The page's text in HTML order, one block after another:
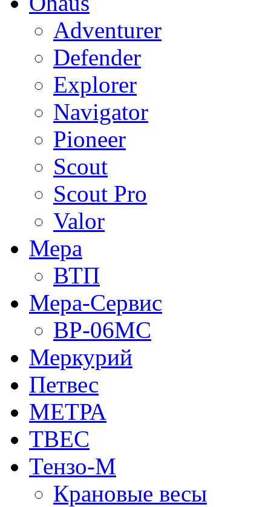
Adventurer
Defender
Explorer
Navigator
Pioneer
Scout
Scout Pro
Valor
Мера
ВТП
Мера-Сервис
ВР-06МС
Меркурий
Петвес
МЕТРА
ТВЕС
Тензо-М
Крановые весы